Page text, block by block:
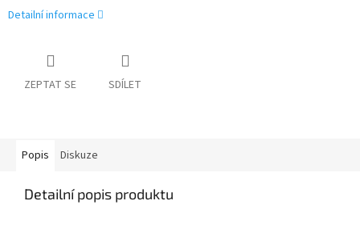
Detailní informace
ZEPTAT SE SDÍLET
Popis Diskuze
Detailní popis produktu